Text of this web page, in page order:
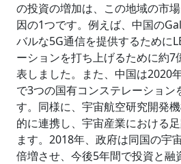
の投資の増加は、この地域の市
因の1つです。例えば、中国の
バルな5G通信を提供するために
ーションを打ち上げるために約7
表しました。また、中国は2020
で3つの国有コンステレーション
す。同様に、宇宙航空研究開発
的に連携し、宇宙産業における
ます。2018年、政府は同国の宇
倍増させ、今後5年間で投資と融